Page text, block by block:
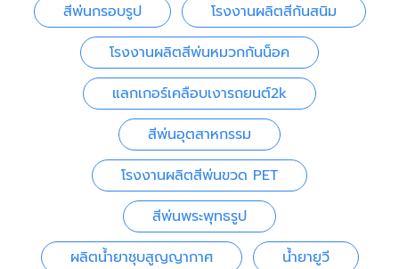
สีพ่นกรอบรูป
โรงงานผลิตสีกันสนิม
โรงงานผลิตสีพ่นหมวกกันน็อค
แลกเกอร์เคลือบเงารถยนต์2k
สีพ่นอุตสาหกรรม
โรงงานผลิตสีพ่นขวด PET
สีพ่นพระพุทธรูป
ผลิตน้ำยาชุบสูญญากาศ
น้ำยายูวี